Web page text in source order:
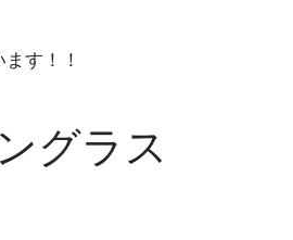
す！！
グラス